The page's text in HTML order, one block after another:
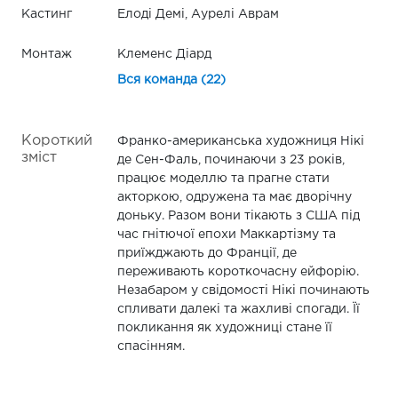
Кастинг Елоді Демі, Аурелі Аврам
Монтаж Клеменс Діард
Вся команда (22)
Короткий
зміст
Франко-американська художниця Нікі
де Сен-Фаль, починаючи з 23 років,
працює моделлю та прагне стати
акторкою, одружена та має дворічну
доньку. Разом вони тікають з США під
час гнітючої епохи Маккартізму та
приїжджають до Франції, де
переживають короткочасну ейфорію.
Незабаром у свідомості Нікі починають
спливати далекі та жахливі спогади. Її
покликання як художниці стане її
спасінням.